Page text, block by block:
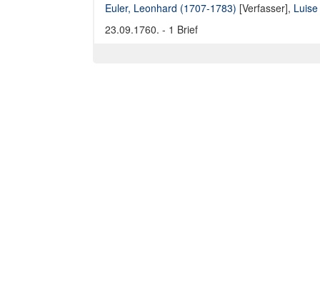
Euler, Leonhard (1707-1783) [Verfasser],
23.09.1760. - 1 Brief